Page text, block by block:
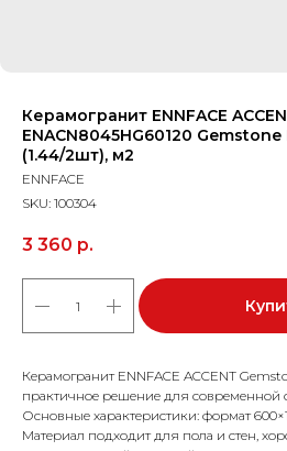
Керамогранит ENNFACE
ENACN8045HG60120 Gemstone
(1.44/2шт), м2
ENNFACE
SKU: 100304
3 360 р.
Керамогранит ENNFACE ACCENT
практичное решение для современной
Основные характеристики: формат
Материал подходит для пола и стен,